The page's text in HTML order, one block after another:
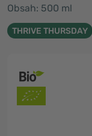
Obsah: 500 ml
THRIVE THURSDAY